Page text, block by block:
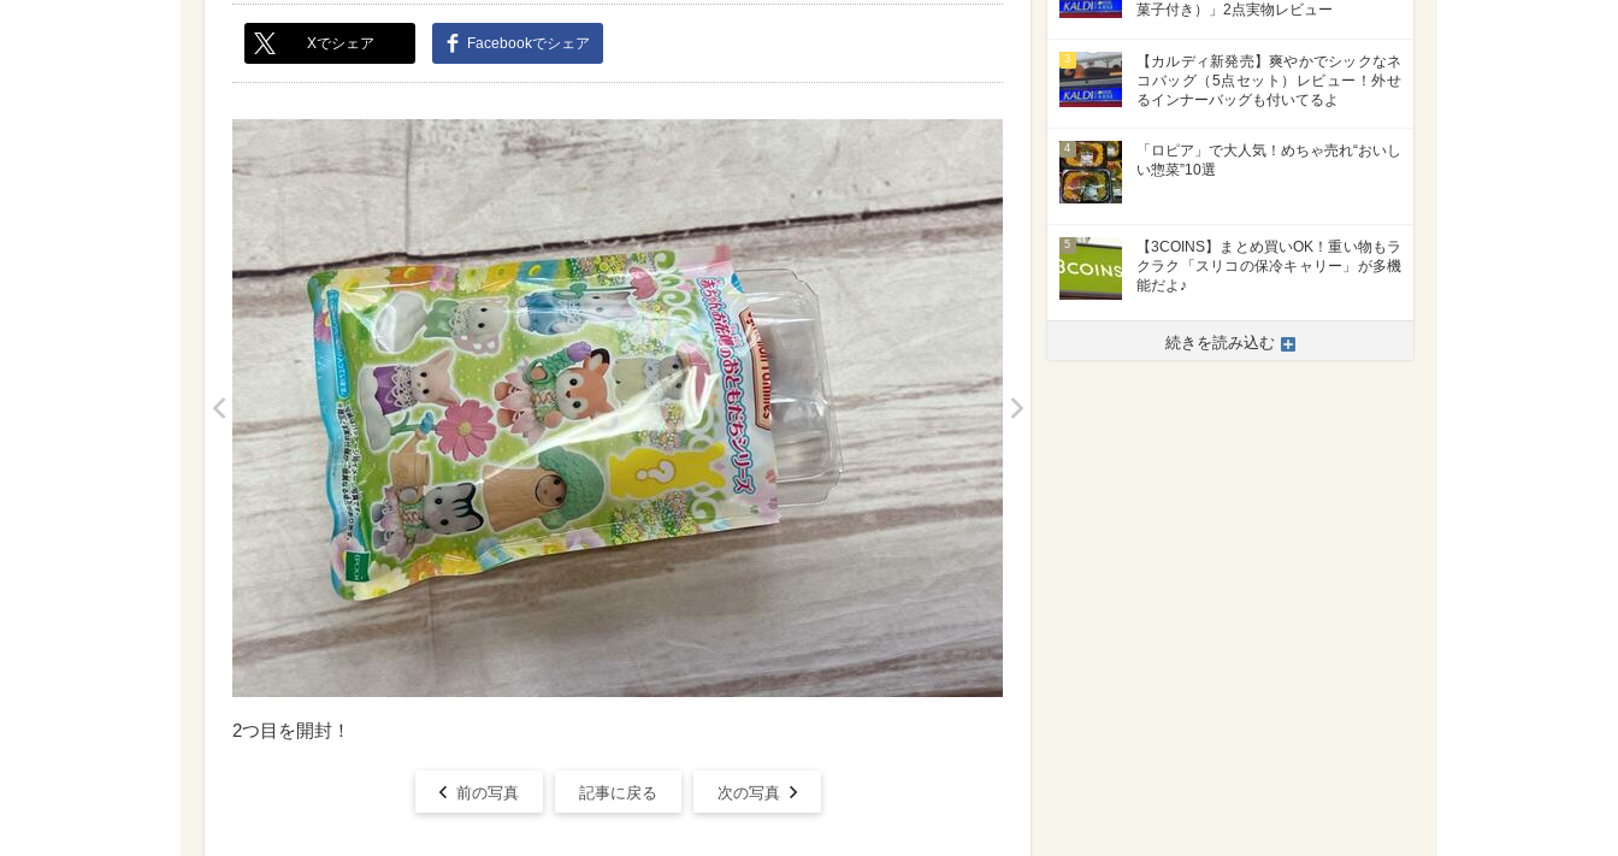
Xでシェア Facebookでシェア
2つ目を開封！
前の写真 記事に戻る 次の写真
菓子付き）」2点実物レビュー
3
【カルディ新発売】爽やかでシックなネ
コバッグ（5点セット）レビュー！外せ
るインナーバッグも付いてるよ
4
「ロピア」で大人気！めちゃ売れ“おいし
い惣菜”10選
5
【3COINS】まとめ買いOK！重い物もラ
クラク「スリコの保冷キャリー」が多機
能だよ♪
続きを読み込む